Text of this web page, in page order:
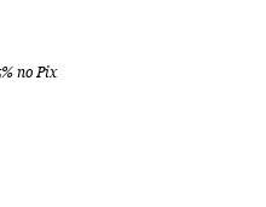
no Pix